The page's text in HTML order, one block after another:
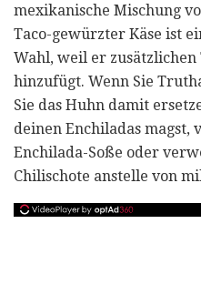
mexikanische Mischung
Taco-gewürzter Käse ist
Wahl, weil er zusätzlichen
hinzufügt. Wenn Sie
Sie das Huhn damit
deinen Enchiladas magst,
Enchilada-Soße oder
Chilischote anstelle von